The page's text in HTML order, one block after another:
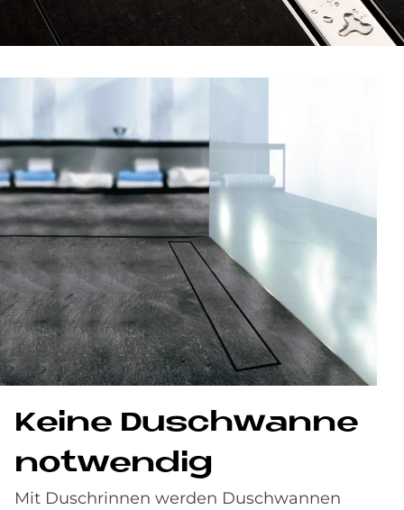
Kei­ne Dusch­wan­ne
not­wen­dig
Mit Duschrinnen werden Duschwannen